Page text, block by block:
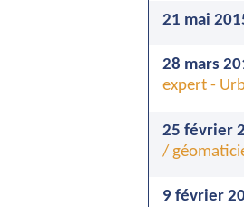
21 mai
28 mars
expert -
25 février
/
9 février